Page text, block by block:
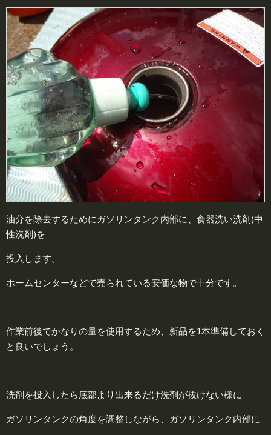
油分を除去するためにガソリンタンク内部に、食器洗い洗剤(中
性洗剤)を
投入します。
ホームセンターなどで売られている安価な物で十分です。
作業前後でかなりの量を使用するため、新品を1本準備しておく
と良いでしょう。
洗剤を投入したら底部より出来るだけ洗剤が抜けない様に
ガソリンタンクの角度を調整しながら、ガソリンタンク内部に